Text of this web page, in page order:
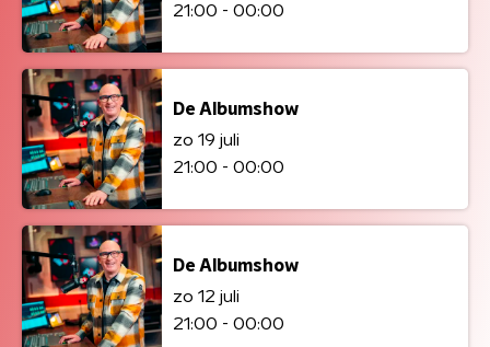
21:00 - 00:00
De Albumshow
zo 19 juli
21:00 - 00:00
De Albumshow
zo 12 juli
21:00 - 00:00